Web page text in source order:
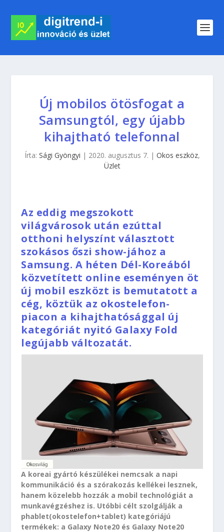
Új mobilos ötösfogat a
Samsungtól, egy újabb
kihajtható telefonnal
Írta: Sági Gyöngyi | 2020. augusztus 7. | Okos eszköz,
Üzlet
Az eddig megszokott
világvárosok után ezúttal
otthoni helyszínt választott
szokásos őszi show-jához a
Samsung. A héten Dél-Koreából
közvetített online eseményen öt
új mobil eszközt is bemutatott a
cég, köztük az okostelefon-
piacon a kihajthatósággal új
kategóriát nyitó Galaxy Fold
legújabb változatát.
A koreai gyártó készülékei nemcsak a napi
kommunikáció és a szórakozás kellékei lesznek,
hanem közelebb hozzák a mobil technológiát a
munkavégzéshez is. Utóbbi célt szolgálják a
phablet(okostelefon+tablet) kategóriájú
termékek: a Galaxy Note20 és Galaxy Note20